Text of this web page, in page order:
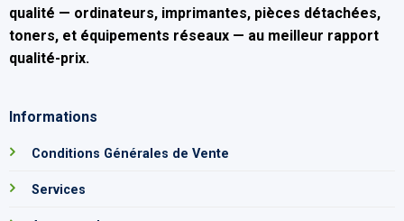
qualité — ordinateurs, imprimantes, pièces détachées,
toners, et équipements réseaux — au meilleur rapport
qualité-prix.
Informations
Conditions Générales de Vente
Services